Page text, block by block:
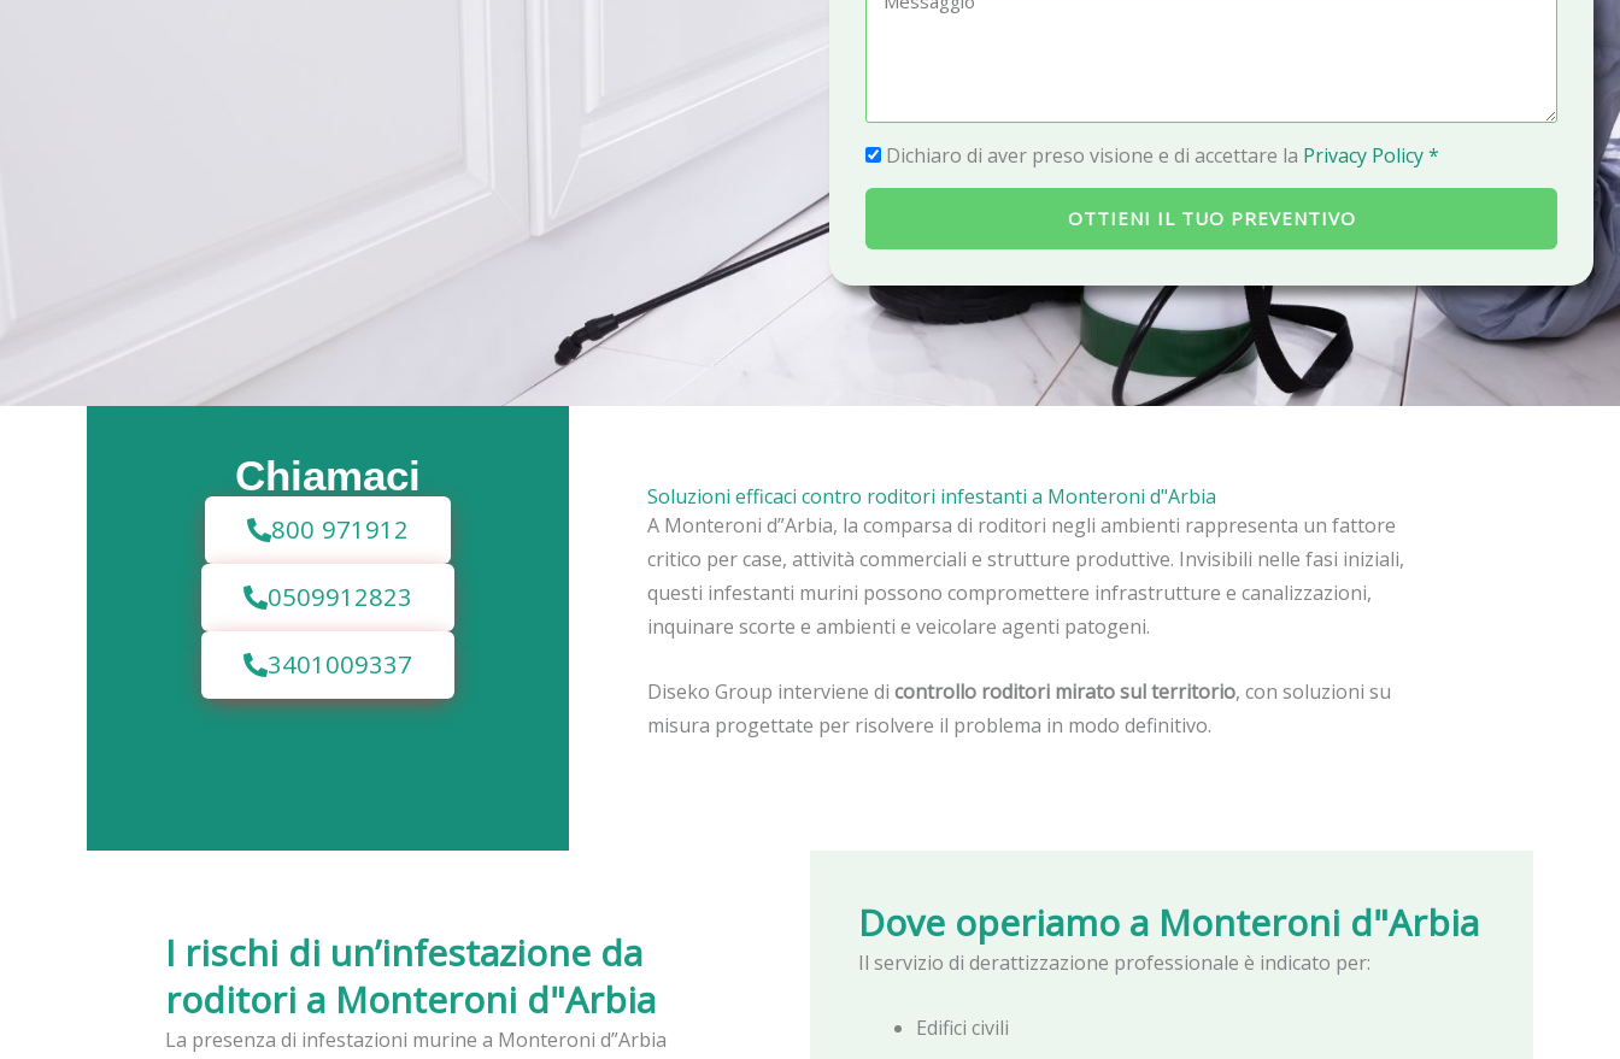
n
o
g
g
P
r
v
a
Dichiaro di aver preso visione e di accettare la Privacy Policy *
OTTIENI IL TUO PREVENTIVO
Chiamaci
800 971912
0509912823
3401009337
Soluzioni efficaci contro roditori infestanti a Monteroni d"Arbia
A Monteroni d”Arbia, la comparsa di roditori negli ambienti rappresenta un fattore
critico per case, attività commerciali e strutture produttive. Invisibili nelle fasi iniziali,
questi infestanti murini possono compromettere infrastrutture e canalizzazioni,
inquinare scorte e ambienti e veicolare agenti patogeni.
Diseko Group interviene dicontrollo roditori mirato sul territorio, con soluzioni su
misura progettate per risolvere il problema in modo definitivo.
I rischi di un’infestazione da
roditori a Monteroni d"Arbia
La presenza di infestazioni murine a Monteroni d”Arbia
Dove operiamo a Monteroni d"Arbia
Il servizio di derattizzazione professionale è indicato per:
Edifici civili